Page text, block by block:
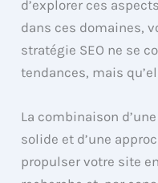
d’explorer ces
dans ces domaines,
stratégie SEO ne se
tendances, mais
La combinaison
solide et d’une
propulser votre site